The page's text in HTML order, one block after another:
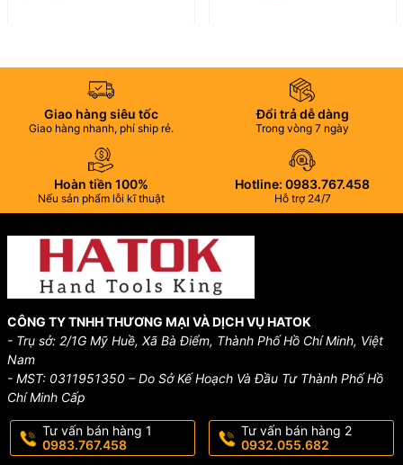
Giao hàng siêu tốc
Giao hàng nhanh, phí ship rẻ.
Đổi trả dễ dàng
Trong vòng 7 ngày
Hoàn tiền 100%
Nếu sản phẩm lỗi kĩ thuật
Hotline: 0983.767.458
Hỗ trợ 24/7
CÔNG TY TNHH THƯƠNG MẠI VÀ DỊCH VỤ HATOK
- Trụ sở: 2/1G Mỹ Huề, Xã Bà Điểm, Thành Phố Hồ Chí Minh, Việt
Nam
- MST: 0311951350 – Do Sở Kế Hoạch Và Đầu Tư Thành Phố Hồ
Chí Minh Cấp
Tư vấn bán hàng 1
0983.767.458
Tư vấn bán hàng 2
0932.055.682